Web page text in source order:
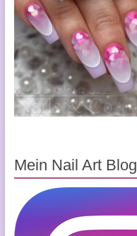
Mein Nail Art Blog